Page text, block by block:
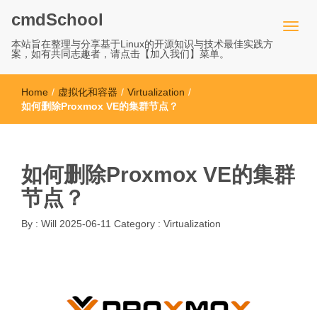
cmdSchool
本站旨在整理与分享基于Linux的开源知识与技术最佳实践方
案，如有共同志趣者，请点击【加入我们】菜单。
Home / 虚拟化和容器 / Virtualization /
如何删除Proxmox VE的集群节点？
如何删除Proxmox VE的集群
节点？
By : Will 2025-06-11 Category : Virtualization